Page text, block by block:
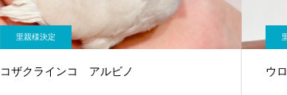
里親様決定
コザクラインコ アルビノ ウ